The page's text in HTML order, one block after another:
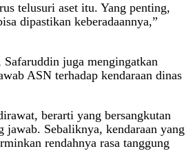
telusuri aset itu. Yang penting,
dipastikan keberadaannya,”
juga mengingatkan
ASN terhadap kendaraan dinas
berarti yang bersangkutan
jawab. Sebaliknya, kendaraan yang
rendahnya rasa tanggung